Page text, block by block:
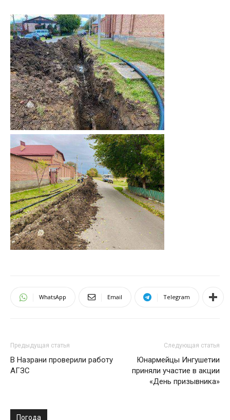
WhatsApp Email Telegram
Предыдущая статья
В Назрани проверили работу
АГЗС
Следующая статья
Юнармейцы Ингушетии
приняли участие в акции
«День призывника»
Погода